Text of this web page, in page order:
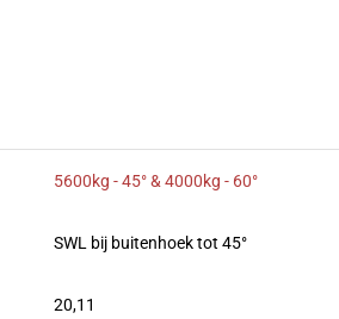
5600kg - 45° & 4000kg - 60°
SWL bij buitenhoek tot 45°
20,11